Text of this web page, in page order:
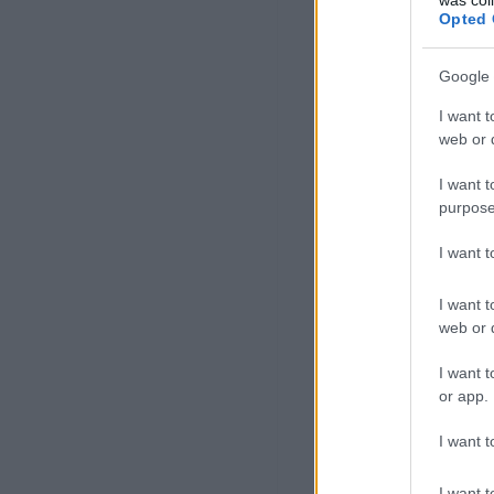
Opted
Google
I want
web or
I want
I want
I want
web or
I want
or app.
I want